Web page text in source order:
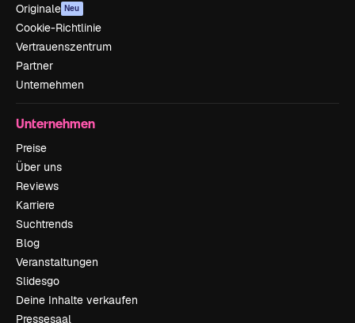
Originale Neu
Cookie-Richtlinie
Vertrauenszentrum
Partner
Unternehmen
Unternehmen
Preise
Über uns
Reviews
Karriere
Suchtrends
Blog
Veranstaltungen
Slidesgo
Deine Inhalte verkaufen
Pressesaal